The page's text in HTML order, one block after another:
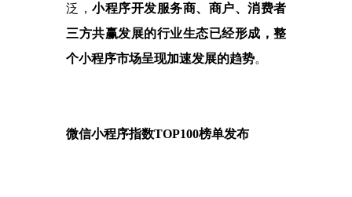
泛， 小程序开发服务商、商户、消费者
三方共赢发展的行业生态已经形成，整
个小程序市场呈现加速发展的趋势。
微信小程序指数TOP100榜单发布